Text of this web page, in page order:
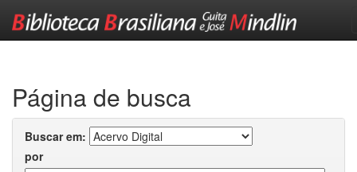
Página de busca
Buscar em:
por